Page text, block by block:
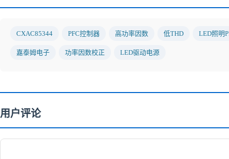
CXAC85344 PFC控制器 高功率因数 低THD LED照明
嘉泰姆电子 功率因数校正 LED驱动电源
用户评论